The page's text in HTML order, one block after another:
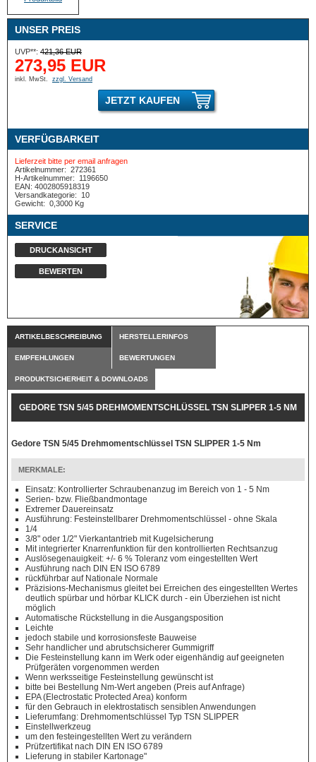
UNSER PREIS
UVP**: 421,36 EUR
273,95 EUR
inkl. MwSt. zzgl. Versand
JETZT KAUFEN
VERFÜGBARKEIT
Lieferzeit bitte per email anfragen
Artikelnummer: 272361
H-Artikelnummer:
1196650
EAN: 4002805918319
Versandkategorie:
10
Gewicht: 0,3000 Kg
SERVICE
DRUCKANSICHT
BEWERTEN
ARTIKELBESCHREIBUNG HERSTELLERINFOS
EMPFEHLUNGEN BEWERTUNGEN
PRODUKTSICHERHEIT & DOWNLOADS
GEDORE TSN 5/45 DREHMOMENTSCHLÜSSEL TSN SLIPPER 1-5 NM
Gedore TSN 5/45 Drehmomentschlüssel TSN SLIPPER 1-5 Nm
MERKMALE:
Einsatz: Kontrollierter Schraubenanzug im Bereich von 1 - 5 Nm
Serien- bzw. Fließbandmontage
Extremer Dauereinsatz
Ausführung: Festeinstellbarer Drehmomentschlüssel - ohne Skala
1/4
3/8" oder 1/2" Vierkantantrieb mit Kugelsicherung
Mit integrierter Knarrenfunktion für den kontrollierten Rechtsanzug
Auslösegenauigkeit: +/- 6 % Toleranz vom eingestellten Wert
Ausführung nach DIN EN ISO 6789
rückführbar auf Nationale Normale
Präzisions-Mechanismus gleitet bei Erreichen des eingestellten Wertes
deutlich spürbar und hörbar KLICK durch - ein Überziehen ist nicht
möglich
Automatische Rückstellung in die Ausgangsposition
Leichte
jedoch stabile und korrosionsfeste Bauweise
Sehr handlicher und abrutschsicherer Gummigriff
Die Festeinstellung kann im Werk oder eigenhändig auf geeigneten
Prüfgeräten vorgenommen werden
Wenn werksseitige Festeinstellung gewünscht ist
bitte bei Bestellung Nm-Wert angeben (Preis auf Anfrage)
EPA (Electrostatic Protected Area) konform
für den Gebrauch in elektrostatisch sensiblen Anwendungen
Lieferumfang: Drehmomentschlüssel Typ TSN SLIPPER
Einstellwerkzeug
um den festeingestellten Wert zu verändern
Prüfzertifikat nach DIN EN ISO 6789
Lieferung in stabiler Kartonage"